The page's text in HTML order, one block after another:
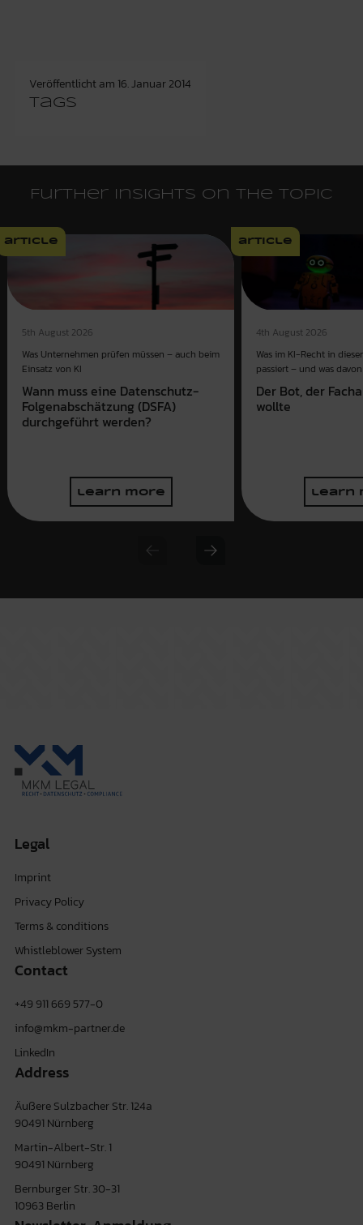
Veröffentlicht am 16. Januar 2014
Tags
Further insights on the topic
article
5th August 2026
Was Unternehmen prüfen müssen – auch beim
Einsatz von KI
Wann muss eine Datenschutz-
Folgenabschätzung (DSFA)
durchgeführt werden?
learn more
article
4th August 2026
Was im KI-Recht in
passiert – und was
Der Bot, der
wollte
learn
Previous slide
Next slide
Legal
Imprint
Privacy Policy
Terms & conditions
Whistleblower System
Contact
+49 911 669 577-0
info@mkm-partner.de
LinkedIn
Address
Äußere Sulzbacher Str. 124a
90491 Nürnberg
Martin-Albert-Str. 1
90491 Nürnberg
Bernburger Str. 30-31
10963 Berlin